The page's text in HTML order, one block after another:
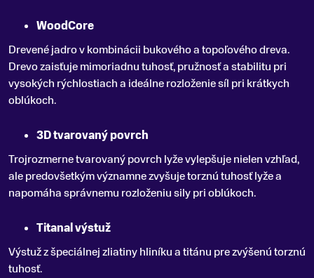
WoodCore
Drevené jadro v kombinácii bukového a topoľového dreva.
Drevo zaisťuje mimoriadnu tuhosť, pružnosť a stabilitu pri
vysokých rýchlostiach a ideálne rozloženie síl pri krátkych
oblúkoch.
3D tvarovaný povrch
Trojrozmerne tvarovaný povrch lyže vylepšuje nielen vzhľad,
ale predovšetkým významne zvyšuje torznú tuhosť lyže a
napomáha správnemu rozloženiu sily pri oblúkoch.
Titanal výstuž
Výstuž z špeciálnej zliatiny hliníku a titánu pre zvýšenú torznú
tuhosť.